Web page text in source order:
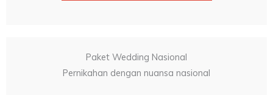
Paket Wedding Nasional
Pernikahan dengan nuansa nasional